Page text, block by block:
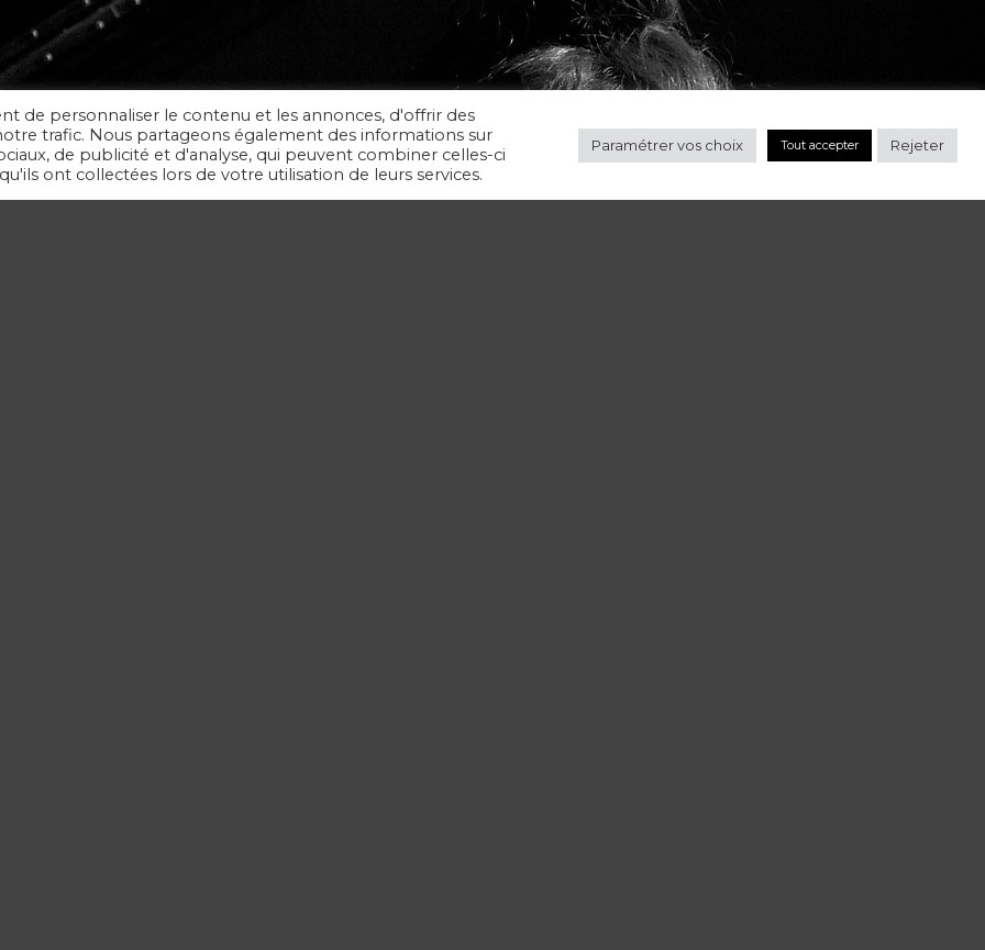
de personnaliser le contenu et les annonces, d'offrir des
trafic. Nous partageons également des informations sur
de publicité et d'analyse, qui peuvent combiner celles-ci
ont collectées lors de votre utilisation de leurs services.
Paramétrer vos choix Tout accepter Rejeter